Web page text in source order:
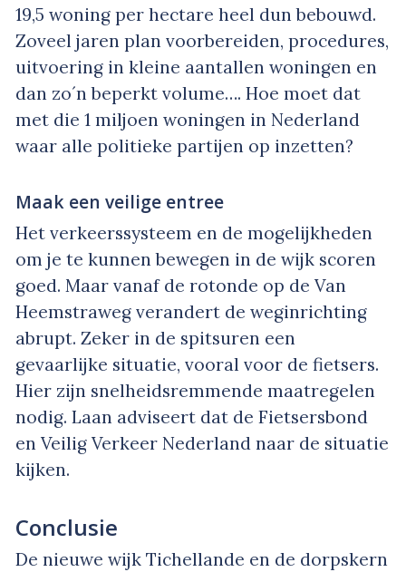
19,5 woning per hectare heel dun bebouwd.
Zoveel jaren plan voorbereiden, procedures,
uitvoering in kleine aantallen woningen en
dan zo´n beperkt volume…. Hoe moet dat
met die 1 miljoen woningen in Nederland
waar alle politieke partijen op inzetten?
Maak een veilige entree
Het verkeerssysteem en de mogelijkheden
om je te kunnen bewegen in de wijk scoren
goed. Maar vanaf de rotonde op de Van
Heemstraweg verandert de weginrichting
abrupt. Zeker in de spitsuren een
gevaarlijke situatie, vooral voor de fietsers.
Hier zijn snelheidsremmende maatregelen
nodig. Laan adviseert dat de Fietsersbond
en Veilig Verkeer Nederland naar de situatie
kijken.
Conclusie
De nieuwe wijk Tichellande en de dorpskern